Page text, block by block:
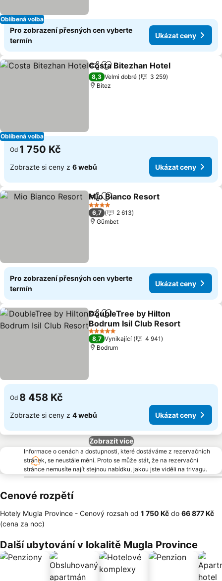
Oblíbená volba
Pro zobrazení přesných cen vyberte
termín
Ukázat ceny
Oblíbená volba
SdíletPřidat na seznam oblíbených
Costa Bitezhan Hotel
8,3 Velmi dobré
3 259
Bitez
Od 1 750 Kč
Zobrazte si ceny z 6 webů Ukázat ceny
SdíletPřidat na seznam oblíbených
Mio Bianco Resort
4 Počet hvězdiček
6,7
2 613
Gümbet
Pro zobrazení přesných cen vyberte
termín
Ukázat ceny
SdíletPřidat na seznam oblíbených
DoubleTree by Hilton
Bodrum Isil Club Resort
5 Počet hvězdiček
8,7 Vynikající
4 941
Bodrum
Od 8 458 Kč
Zobrazte si ceny z 4 webů Ukázat ceny
Zobrazít více
Informace o cenách a dostupnosti, které dostáváme z rezervačních
stránek, se neustále mění. Proto se může stát, že na rezervační
stránce nemusíte najít stejnou nabídku, jakou jste viděli na trivagu.
Cenové rozpětí
Hotely Mugla Province - Cenový rozsah od ‎1 750 Kč do ‎66 877 Kč
(cena za noc)
Další ubytování v lokalitě Mugla Province